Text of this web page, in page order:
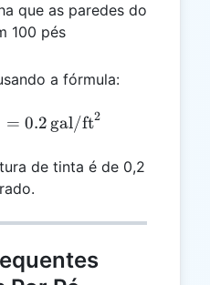
que as paredes do
100 pés
a fórmula:
\text{GPF} =
= 0.2 gal/ft2
de tinta é de 0,2